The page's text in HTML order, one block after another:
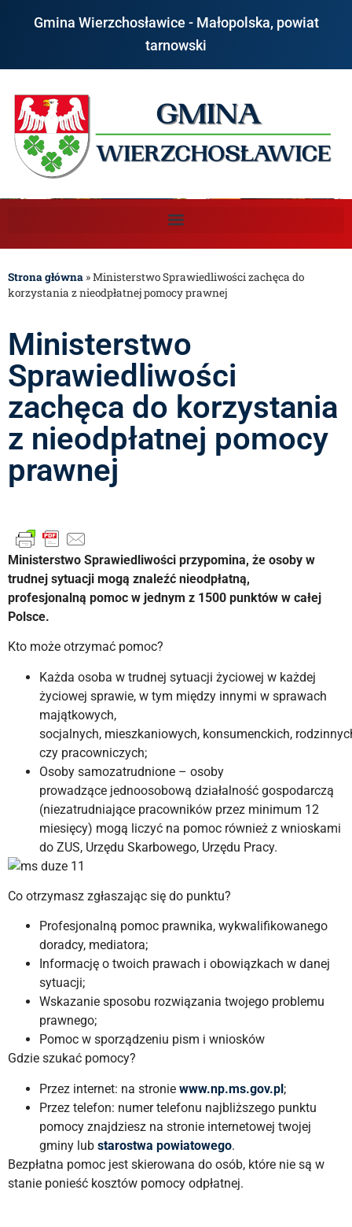
Gmina Wierzchosławice - Małopolska, powiat
tarnowski
Strona główna »Ministerstwo Sprawiedliwości zachęca do
korzystania z nieodpłatnej pomocy prawnej
Ministerstwo
Sprawiedliwości
zachęca do korzystania
z nieodpłatnej pomocy
prawnej
Ministerstwo Sprawiedliwości przypomina, że osoby w
trudnej sytuacji mogą znaleźć nieodpłatną,
profesjonalną pomoc w jednym z 1500 punktów w całej
Polsce.
Kto może otrzymać pomoc?
Każda osoba w trudnej sytuacji życiowej w każdej
życiowej sprawie, w tym między innymi w sprawach
majątkowych,
socjalnych, mieszkaniowych, konsumenckich,
czy pracowniczych;
Osoby samozatrudnione – osoby
prowadzące jednoosobową działalność gospodarczą
(niezatrudniające pracowników przez minimum 12
miesięcy) mogą liczyć na pomoc również z wnioskami
do ZUS, Urzędu Skarbowego, Urzędu Pracy.
Co otrzymasz zgłaszając się do punktu?
Profesjonalną pomoc prawnika, wykwalifikowanego
doradcy, mediatora;
Informację o twoich prawach i obowiązkach w danej
sytuacji;
Wskazanie sposobu rozwiązania twojego problemu
prawnego;
Pomoc w sporządzeniu pism i wniosków
Gdzie szukać pomocy?
Przez internet: na stronie www.np.ms.gov.pl;
Przez telefon: numer telefonu najbliższego punktu
pomocy znajdziesz na stronie internetowej twojej
gminy lub starostwa powiatowego.
Bezpłatna pomoc jest skierowana do osób, które nie są w
stanie ponieść kosztów pomocy odpłatnej.